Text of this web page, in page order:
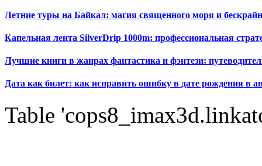
Летние туры на Байкал: магия священного моря и
Капельная лента SilverDrip 1000m: профессиональная
Лучшие книги в жанрах фантастика и фэнтези:
Дата как билет: как исправить ошибку в дате рождения в
Table